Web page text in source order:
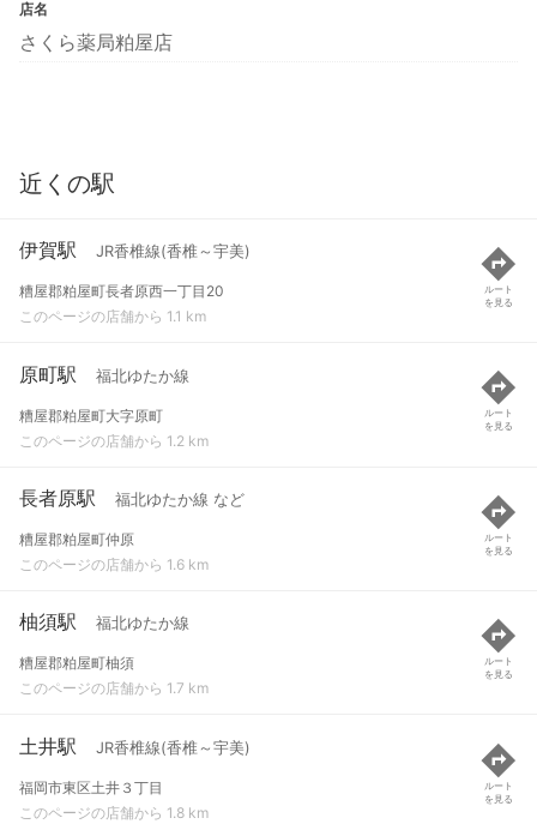
店名
さくら薬局粕屋店
近くの駅
伊賀駅 JR香椎線(香椎～宇美)
糟屋郡粕屋町長者原西一丁目20
このページの店舗から 1.1 km
ルート
を見る
原町駅 福北ゆたか線
糟屋郡粕屋町大字原町
このページの店舗から 1.2 km
ルート
を見る
長者原駅 福北ゆたか線 など
糟屋郡粕屋町仲原
このページの店舗から 1.6 km
ルート
を見る
柚須駅 福北ゆたか線
糟屋郡粕屋町柚須
このページの店舗から 1.7 km
ルート
を見る
土井駅 JR香椎線(香椎～宇美)
福岡市東区土井３丁目
このページの店舗から 1.8 km
ルート
を見る